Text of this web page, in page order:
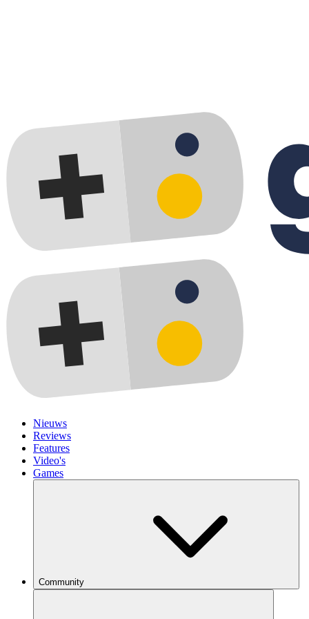
Nieuws
Reviews
Features
Video's
Games
Community